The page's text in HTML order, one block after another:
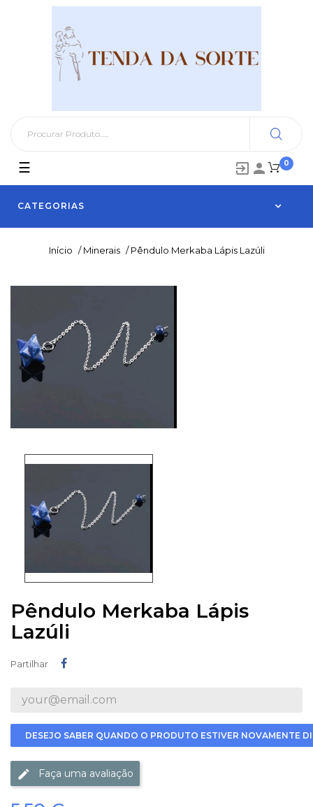
0
 
CATEGORIAS
Toggle
navigation
☰
Início / Minerais / Pêndulo Merkaba Lápis Lazúli
Pêndulo Merkaba Lápis
Lazúli
Partilhar
DESEJO SABER QUANDO O PRODUTO ESTIVER NOVAMENTE
Faça uma avaliação